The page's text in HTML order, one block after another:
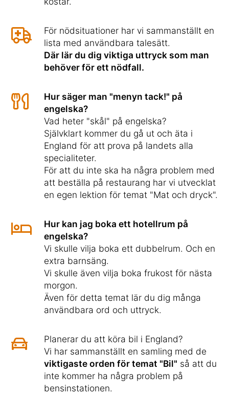
För nödsituationer har vi sammanställt en
lista med användbara talesätt.
Där lär du dig viktiga uttryck som man
behöver för ett nödfall.
Hur säger man "menyn tack!" på
engelska?
Vad heter "skål" på engelska?
Självklart kommer du gå ut och äta i
England för att prova på landets alla
specialiteter.
För att du inte ska ha några problem med
att beställa på restaurang har vi utvecklat
en egen lektion för temat "Mat och dryck".
Hur kan jag boka ett hotellrum på
engelska?
Vi skulle vilja boka ett dubbelrum. Och en
extra barnsäng.
Vi skulle även vilja boka frukost för nästa
morgon.
Även för detta temat lär du dig många
användbara ord och uttryck.
Planerar du att köra bil i England?
Vi har sammanställt en samling med de
viktigaste orden för temat "Bil" så att du
inte kommer ha några problem på
bensinstationen.